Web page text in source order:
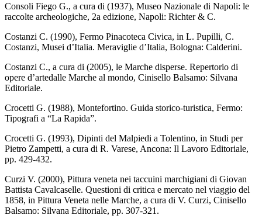
Consoli Fiego G., a cura di (1937), Museo Nazionale di Napoli: le
raccolte archeologiche, 2a edizione, Napoli: Richter & C.
Costanzi C. (1990), Fermo Pinacoteca Civica, in L. Pupilli, C.
Costanzi, Musei d’Italia. Meraviglie d’Italia, Bologna: Calderini.
Costanzi C., a cura di (2005), le Marche disperse. Repertorio di
opere d’artedalle Marche al mondo, Cinisello Balsamo: Silvana
Editoriale.
Crocetti G. (1988), Montefortino. Guida storico-turistica, Fermo:
Tipografi a “La Rapida”.
Crocetti G. (1993), Dipinti del Malpiedi a Tolentino, in Studi per
Pietro Zampetti, a cura di R. Varese, Ancona: Il Lavoro Editoriale,
pp. 429-432.
Curzi V. (2000), Pittura veneta nei taccuini marchigiani di Giovan
Battista Cavalcaselle. Questioni di critica e mercato nel viaggio del
1858, in Pittura Veneta nelle Marche, a cura di V. Curzi, Cinisello
Balsamo: Silvana Editoriale, pp. 307-321.